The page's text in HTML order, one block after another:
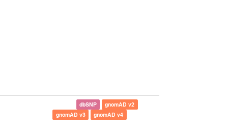
dbSNP
gnomAD v2
gnomAD v3
gnomAD v4